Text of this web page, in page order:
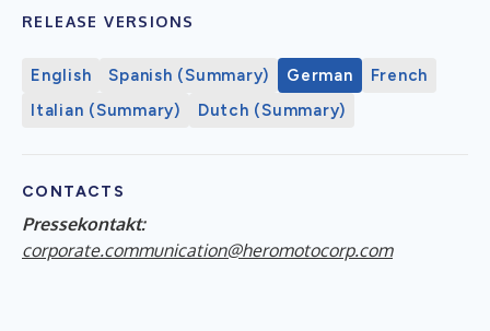
RELEASE VERSIONS
English Spanish (Summary) German
French
Italian (Summary)
Dutch (Summary)
CONTACTS
Pressekontakt:
corporate.communication@heromotocorp.com